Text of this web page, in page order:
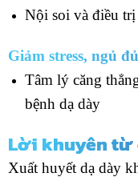
Nội soi và điều
Giảm stress, ngủ
Tâm lý căng
bệnh dạ dày
Lời khuyên từ
Xuất huyết dạ dày